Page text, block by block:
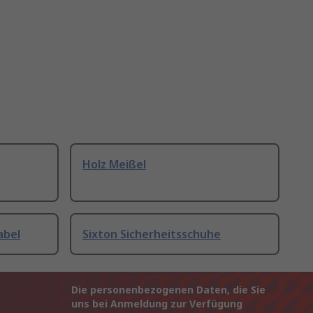
Holz Meißel
Sixton Sicherheitsschuhe
Die personenbezogenen Daten, die Sie
uns bei Anmeldung zur Verfügung